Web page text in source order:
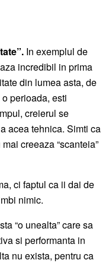
In exemplul de
incredibil in prima
din lumea asta, de
perioada, esti
creierul se
acea tehnica. Simti ca
creeaza “scanteia”
ci faptul ca ii dai de
nimic.
“o unealta” care sa
si performanta in
nu exista, pentru ca